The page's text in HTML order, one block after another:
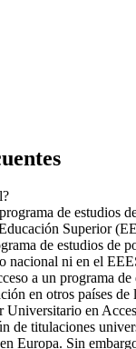
de estudios
Superior
de estudios de
ni en el
a un programa
en otros países
en
de titulaciones
Europa. Sin